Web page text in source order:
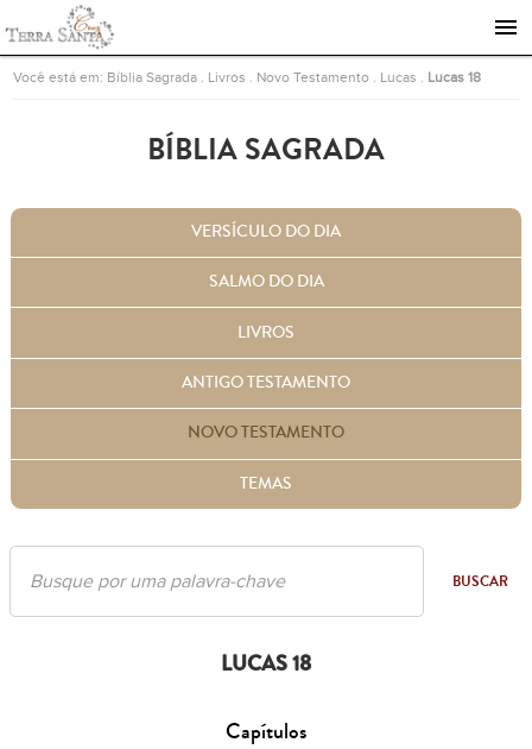
Ir para a página inicial
Você está em: Bíblia Sagrada Livros Novo Testamento Lucas Lucas 18
BÍBLIA SAGRADA
VERSÍCULO DO DIA
SALMO DO DIA
LIVROS
ANTIGO TESTAMENTO
NOVO TESTAMENTO
TEMAS
BUSCAR
LUCAS 18
Capítulos